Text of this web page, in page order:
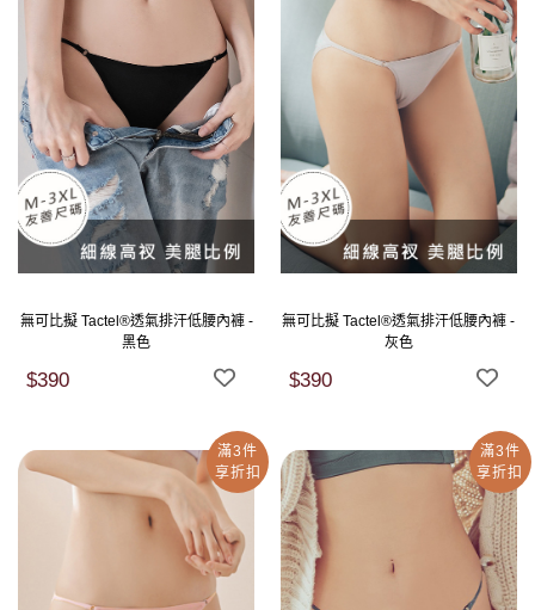
無可比擬 Tactel®透氣排汗低腰內褲 -
黑色
$390
無可比擬 Tactel®透氣排汗低腰內褲 -
灰色
$390
滿3件
享折扣
滿3件
享折扣